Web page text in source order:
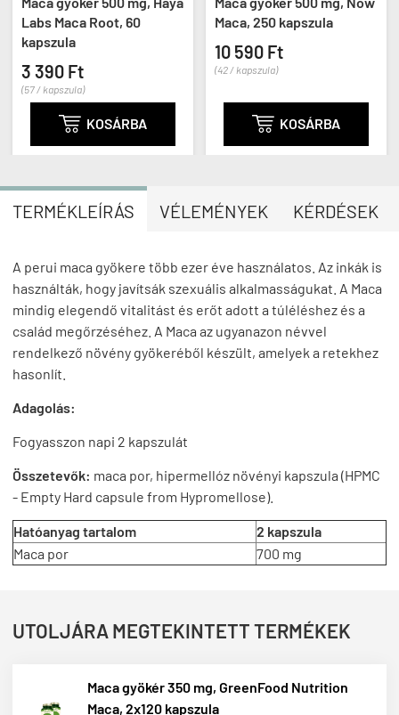
Labs Maca Root, 60
kapszula
3 390 Ft
(57 / kapszula)
 KOSÁRBA
Maca, 250 kapszula
10 590 Ft
(42 / kapszula)
 KOSÁRBA
TERMÉKLEÍRÁS VÉLEMÉNYEK KÉRDÉSEK
A perui maca gyökere több ezer éve használatos. Az inkák is
használták, hogy javítsák szexuális alkalmasságukat. A Maca
mindig elegendő vitalitást és erőt adott a túléléshez és a
család megőrzéséhez. A Maca az ugyanazon névvel
rendelkező növény gyökeréből készült, amelyek a retekhez
hasonlít.
Adagolás:
Fogyasszon napi 2 kapszulát
Összetevők: maca por, hipermellóz növényi kapszula (HPMC
- Empty Hard capsule from Hypromellose).
Hatóanyag tartalom
2 kapszula
Maca por
700 mg
UTOLJÁRA MEGTEKINTETT TERMÉKEK
Maca gyökér 350 mg, GreenFood Nutrition
Maca, 2x120 kapszula